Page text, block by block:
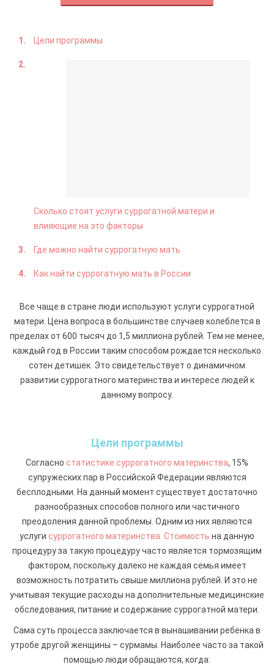
Цели программы
Сколько стоят услуги суррогатной матери и
влияющие на это факторы
Где можно найти суррогатную мать
Как найти суррогатную мать в России
Все чаще в стране люди используют услуги суррогатной
матери. Цена вопроса в большинстве случаев колеблется в
пределах от 600 тысяч до 1,5 миллиона рублей. Тем не менее,
каждый год в России таким способом рождается несколько
сотен детишек. Это свидетельствует о динамичном
развитии суррогатного материнства и интересе людей к
данному вопросу.
Цели программы
Согласно статистике суррогатного материнства, 15%
супружеских пар в Российской Федерации являются
бесплодными. На данный момент существует достаточно
разнообразных способов полного или частичного
преодоления данной проблемы. Одним из них являются
услуги суррогатного материнства. Стоимость на данную
процедуру за такую процедуру часто является тормозящим
фактором, поскольку далеко не каждая семья имеет
возможность потратить свыше миллиона рублей. И это не
учитывая текущие расходы на дополнительные медицинские
обследования, питание и содержание суррогатной матери.
Сама суть процесса заключается в вынашивании ребенка в
утробе другой женщины – сурмамы. Наиболее часто за такой
помощью люди обращаются, когда: